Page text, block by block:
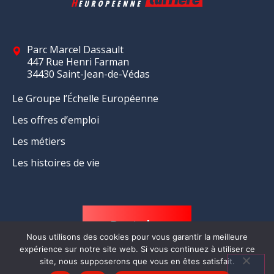
Parc Marcel Dassault
447 Rue Henri Farman
34430 Saint-Jean-de-Védas
Le Groupe l’Échelle Européenne
Les offres d’emploi
Les métiers
Les histoires de vie
Postuler
Nous utilisons des cookies pour vous garantir la meilleure
expérience sur notre site web. Si vous continuez à utiliser ce
site, nous supposerons que vous en êtes satisfait.